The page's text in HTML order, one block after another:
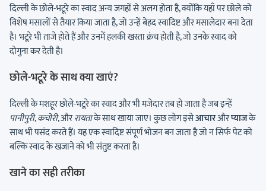
दिल्ली के छोले-भटूरे का स्वाद अन्य जगहों से अलग होता है, क्योंकि यहाँ पर छोले को
विशेष मसालों से तैयार किया जाता है, जो उन्हें बेहद स्वादिष्ट और मसालेदार बना देता
है। भटूरे भी ताजे होते हैं और उनमें हलकी खस्ता क्रंच होती है, जो उनके स्वाद को
दोगुना कर देती है।
छोले-भटूरे के साथ क्या खाएं?
दिल्ली के मशहूर छोले-भटूरे का स्वाद और भी मजेदार तब हो जाता है जब इन्हें
पानीपुरी,कचोरी, औररायताके साथ खाया जाए। कुछ लोग इसेआचारऔरप्याजके
साथ भी पसंद करते हैं। यह एक स्वादिष्ट संपूर्ण भोजन बन जाता है जो न सिर्फ पेट को
बल्कि स्वाद के खजाने को भी संतुष्ट करता है।
खाने का सही तरीका